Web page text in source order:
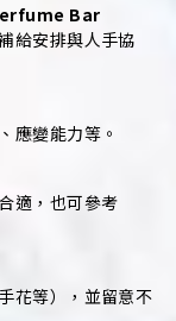
Bar
給安排與人手協
應變能力等。
適，也可參考
花等），並留意不